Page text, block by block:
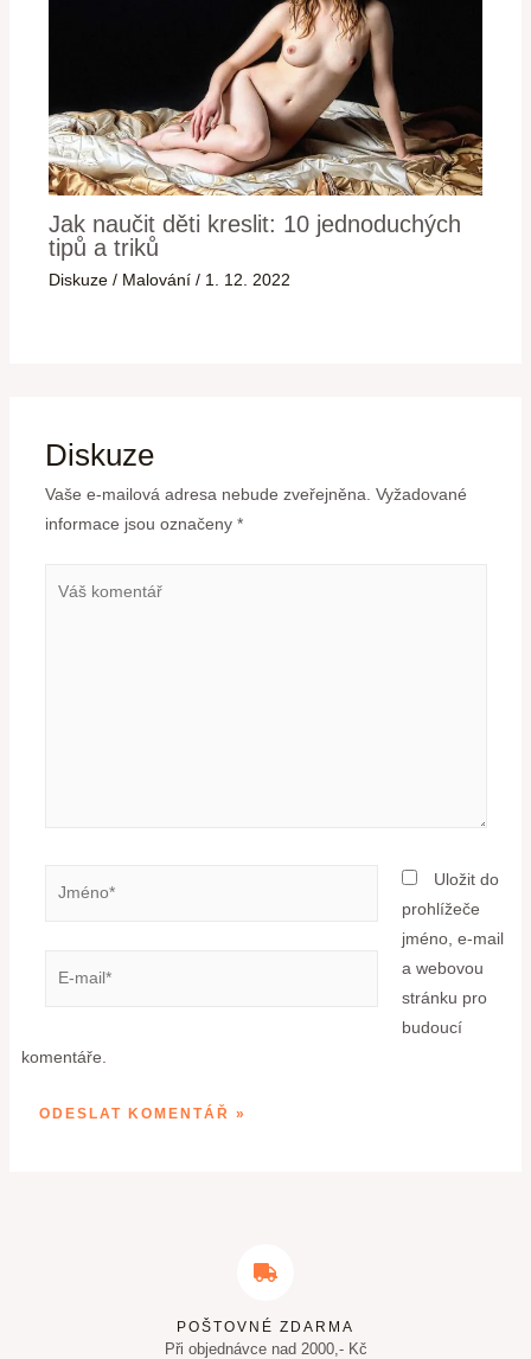
Jak naučit děti kreslit: 10 jednoduchých
tipů a triků
Diskuze / Malování / 1. 12. 2022
Diskuze
Vaše e-mailová adresa nebude zveřejněna. Vyžadované
informace jsou označeny *
Uložit do
prohlížeče
jméno, e-mail
a webovou
stránku pro
budoucí
komentáře.
POŠTOVNÉ ZDARMA
Při objednávce nad 2000,- Kč